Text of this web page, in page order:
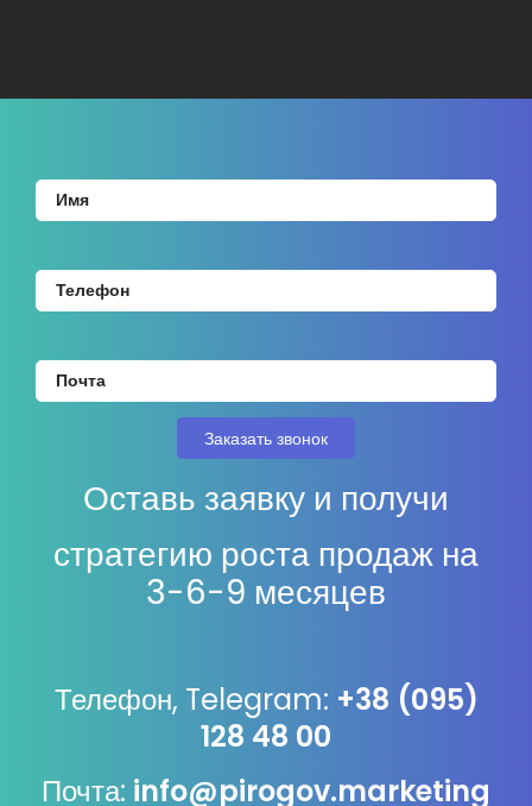
Оставь заявку и получи
стратегию роста продаж на
3-6-9 месяцев
Телефон, Telegram: +38 (095)
128 48 00
Почта: info@pirogov.marketing